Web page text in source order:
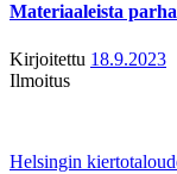
Materiaaleista
Kirjoitettu 18.9.2023
Ilmoitus
Helsingin